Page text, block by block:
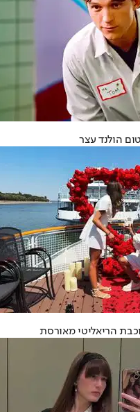
הולנד עצר
הריאליטי מאורסת